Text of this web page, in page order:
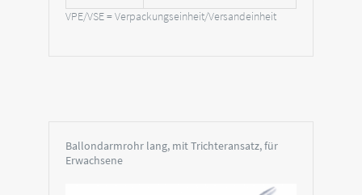
VPE/VSE = Verpackungseinheit/Versandeinheit
Ballondarmrohr lang, mit Trichteransatz, für
Erwachsene